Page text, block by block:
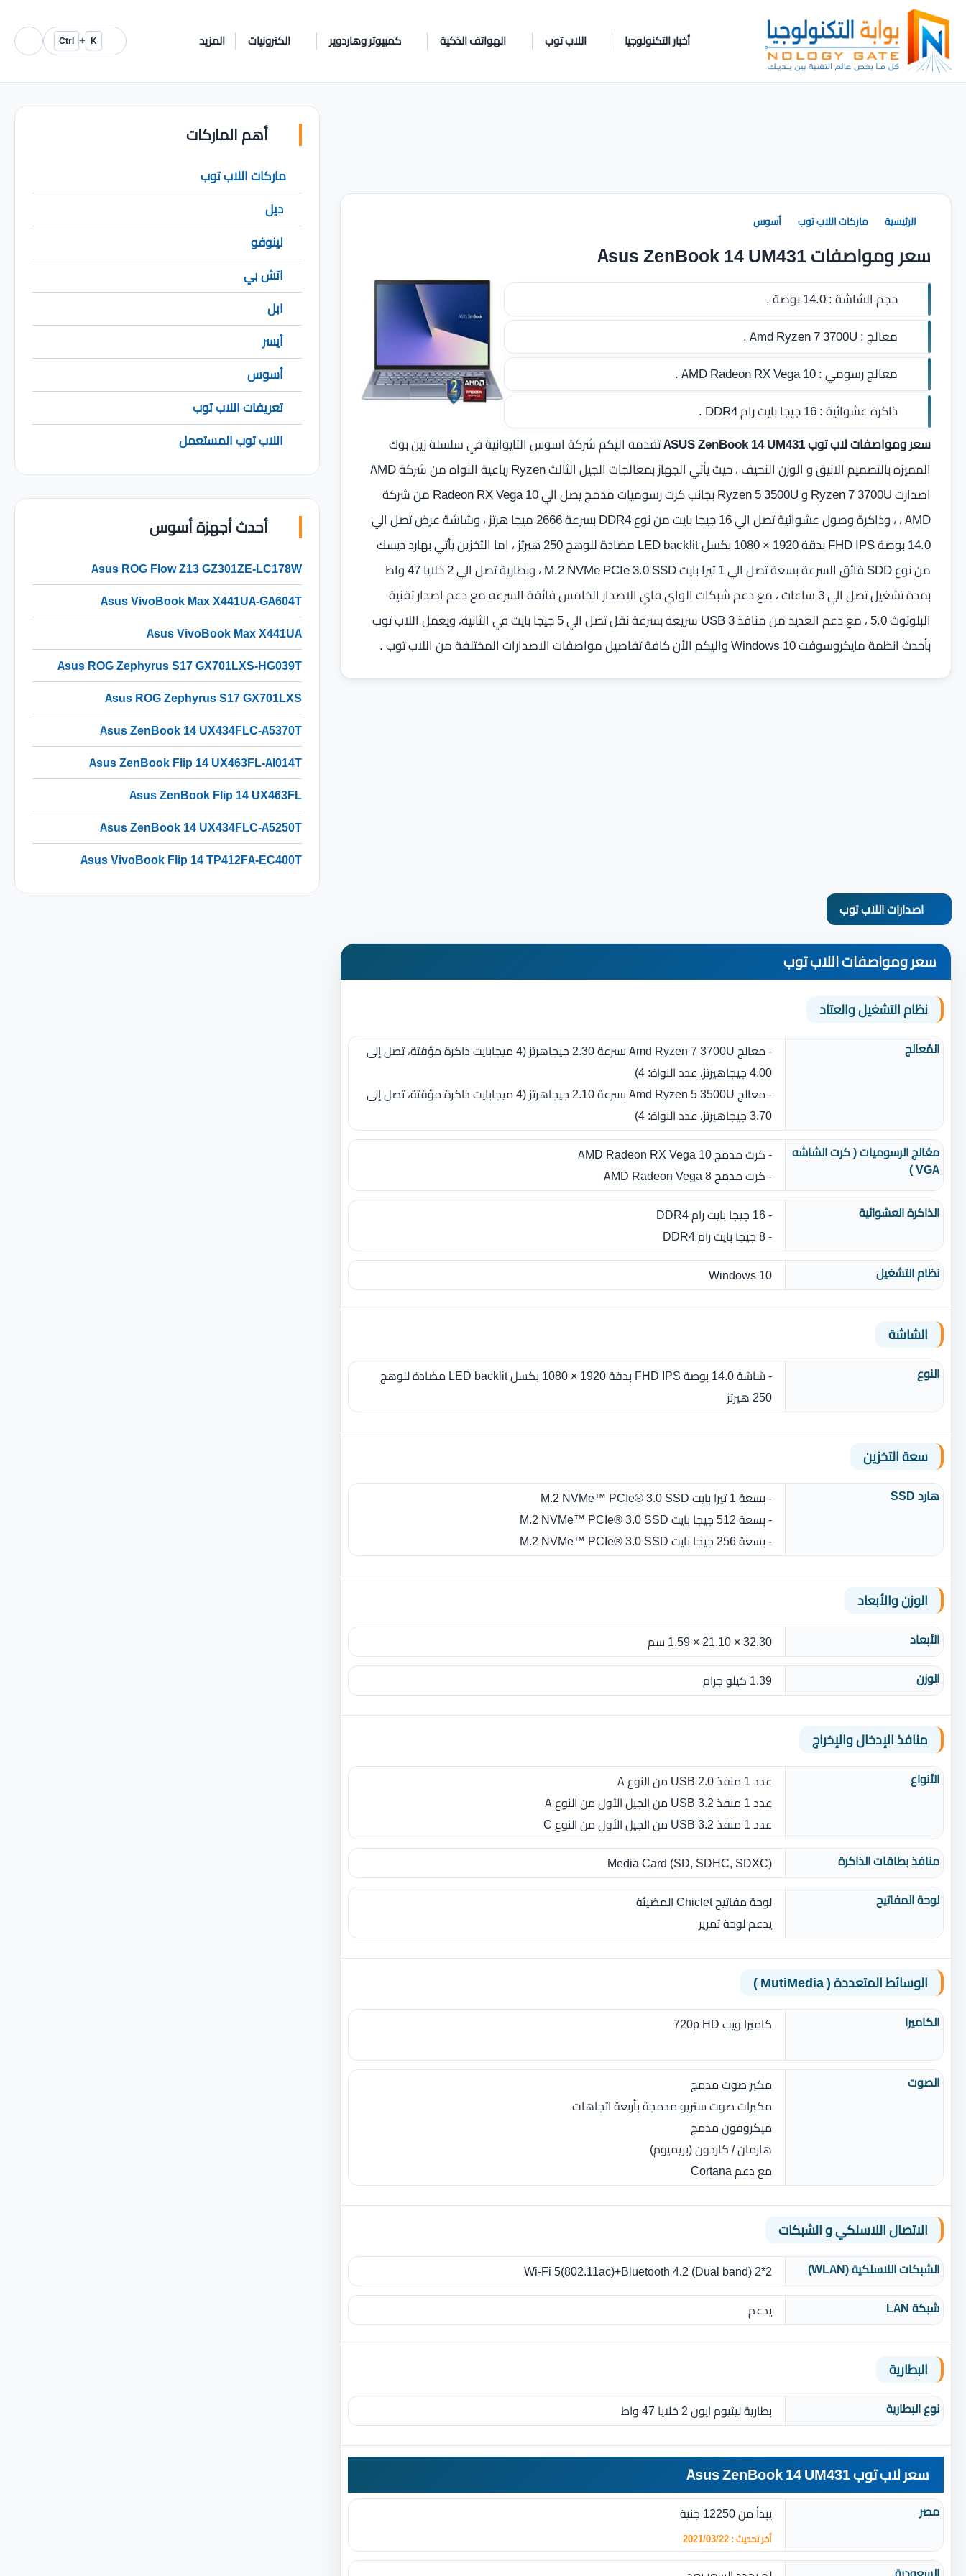
أخبار التكنولوجيا اللاب توب الهواتف الذكية كمبيوتر وهاردوير الكترونيات المزيد K
+
Ctrl
الرئيسية ماركات اللاب توب أسوس
سعر ومواصفات Asus ZenBook 14 UM431
حجم الشاشة :14.0 بوصة .
معالج :Amd Ryzen 7 3700U .
معالج رسومي :AMD Radeon RX Vega 10 .
ذاكرة عشوائية :16 جيجا بايت رام DDR4
.
سعر ومواصفات لاب توب ASUS ZenBook 14 UM431
تقدمه اليكم شركة اسوس التايوانية في سلسلة زين بوك
المميزه بالتصميم الانيق و الوزن النحيف ، حيث يأتي الجهاز بمعالجات الجيل الثالث Ryzen رباعية النواه من شركة AMD
اصدارت Ryzen 7 3700U و Ryzen 5 3500U بجانب كرت رسوميات مدمج يصل الي Radeon RX Vega 10 من شركة
AMD ، ، وذاكرة وصول عشوائية تصل الي 16 جيجا بايت من نوع DDR4 بسرعة 2666 ميجا هرتز ، وشاشة عرض تصل الي
14.0 بوصة FHD IPS بدقة 1920 × 1080 بكسل LED backlit مضادة للوهج 250 هيرتز ، اما التخزين يأتي بهارد ديسك
من نوع SDD فائق السرعة بسعة تصل الي 1 تيرا بايت M.2 NVMe PCIe 3.0 SSD ، وبطارية تصل الي 2 خلايا 47 واط
بمدة تشغيل تصل الي 3 ساعات ، مع دعم شبكات الواي فاي الاصدار الخامس فائقة السرعه مع دعم اصدار تقنية
البلوتوث 5.0 ، مع دعم العديد من منافذ USB 3 سريعة بسرعة نقل تصل الي 5 جيجا بايت في الثانية، ويعمل اللاب توب
بأحدث انظمة مايكروسوفت Windows 10 واليكم الأن كافة تفاصيل مواصفات الاصدارات المختلفة من اللاب توب .
اصدارات اللاب توب
سعر ومواصفات اللاب توب
نظام التشغيل والعتاد
المٌعالج
- معالج Amd Ryzen 7 3700U بسرعة 2.30 جيجاهرتز ‏(‏4 ميجابايت ذاكرة مؤقتة، تصل إلى
4.00 جيجاهيرتز، عدد النواة‏:‏ 4‏)‏
- معالج Amd Ryzen 5 3500U بسرعة 2.10 جيجاهرتز ‏(‏4 ميجابايت ذاكرة مؤقتة، تصل إلى
3.70 جيجاهيرتز، عدد النواة‏:‏ 4‏)‏
معُالج الرسوميات ( كرت الشاشه
VGA )
- كرت مدمج AMD Radeon RX Vega 10
- كرت مدمج AMD Radeon Vega 8
الذاكرة العشوائية
- 16 جيجا بايت رام DDR4
- 8 جيجا بايت رام DDR4
نظام التشغيل
Windows 10
الشاشة
النوع
- شاشة 14.0 بوصة FHD IPS بدقة 1920 × 1080 بكسل LED backlit مضادة للوهج
250 هيرتز
سعة التخزين
هارد SSD
- بسعة 1 تيرا بايت M.2 NVMe™ PCIe® 3.0 SSD
- بسعة 512 جيجا بايت M.2 NVMe™ PCIe® 3.0 SSD
- بسعة 256 جيجا بايت M.2 NVMe™ PCIe® 3.0 SSD
الوزن والأبعاد
الأبعاد
32.30 × 21.10 × 1.59 سم
الوزن
1.39 كيلو جرام
منافذ الإدخال والإخراج
الأنواع
عدد 1 منفذ USB 2.0 من النوع A
عدد 1 منفذ USB 3.2 من الجيل الأول من النوع A
عدد 1 منفذ USB 3.2 من الجيل الأول من النوع C
منافذ بطاقات الذاكرة
Media Card ‎(‎SD‎,‎ SDHC‎,‎ SDXC‎)‎
لوحة المفاتيح
لوحة مفاتيح Chiclet المضيئة
يدعم لوحة تمرير
الوسائط المتعددة ( MutiMedia )
الكاميرا كاميرا ويب ‏720p HD
الصوت
مكبر صوت مدمج
مكبرات صوت ستريو مدمجة بأربعة اتجاهات
ميكروفون مدمج
هارمان / كاردون (بريميوم)
مع دعم Cortana
الاتصال اللاسلكي و الشبكات
الشبكات اللاسلكية (WLAN)
Wi-Fi 5(802.11ac)+Bluetooth 4.2 (Dual band) 2*2
شبكة LAN
يدعم
البطارية
نوع البطارية‏ بطارية ليثيوم ايون 2 خلايا 47 واط
سعر لاب توب Asus ZenBook 14 UM431
مصر يبدأ من 12250 جنية
أخر تحديث : 2021/03/22
أهم الماركات
ماركات اللاب توب
ديل
لينوفو
اتش بي
ابل
أيسر
أسوس
تعريفات اللاب توب
اللاب توب المستعمل
أحدث أجهزة أسوس
Asus ROG Flow Z13 GZ301ZE-LC178W
Asus VivoBook Max X441UA-GA604T
Asus VivoBook Max X441UA
Asus ROG Zephyrus S17 GX701LXS-HG039T
Asus ROG Zephyrus S17 GX701LXS
Asus ZenBook 14 UX434FLC-A5370T
Asus ZenBook Flip 14 UX463FL-AI014T
Asus ZenBook Flip 14 UX463FL
Asus ZenBook 14 UX434FLC-A5250T
Asus VivoBook Flip 14 TP412FA-EC400T